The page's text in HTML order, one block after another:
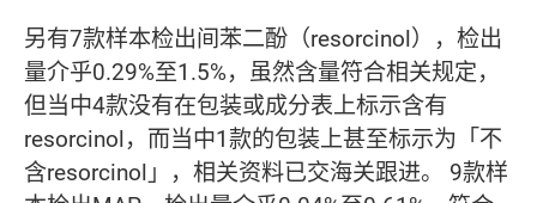
另有7款样本检出间苯二酚（resorcinol），检出
量介乎0.29%至1.5%，虽然含量符合相关规定，
但当中4款没有在包装或成分表上标示含有
resorcinol，而当中1款的包装上甚至标示为「不
含resorcinol」，相关资料已交海关跟进。 9款样